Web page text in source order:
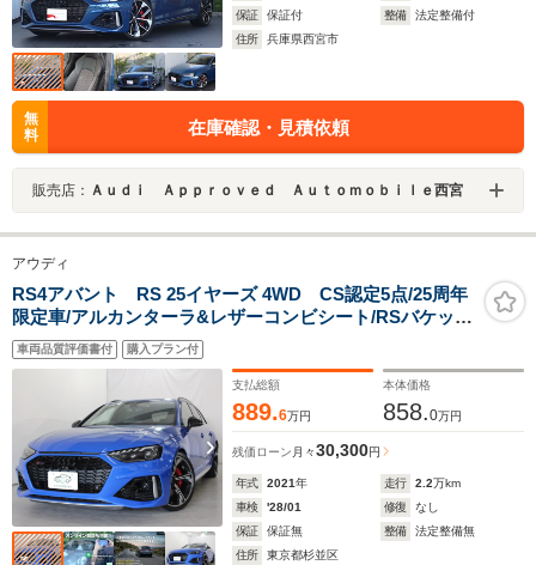
保証
保証付 整備
法定整備付
住所
兵庫県西宮市
無
料
在庫確認・見積依頼
販売店： Ａｕｄｉ Ａｐｐｒｏｖｅｄ Ａｕｔｏｍｏｂｉｌｅ西宮
アウディ
RS4アバント RS 25イヤーズ 4WD CS認定5点/25周年
限定車/アルカンターラ&レザーコンビシート/RSバケット
シート/RSスポーツエキゾーストシステムプラス/デコラ
ティブパネルカーボン/カーボンエンジンカバー/ブラック
ウィンドウモール&ルーフレール
車両品質評価書付 購入プラン付
支払総額
889.6万円
本体価格
858.0万円
残価ローン 月々30,300円
年式 2021年 走行 2.2万km
車検
'28/01 修復
なし
保証
保証無 整備
法定整備無
住所
東京都杉並区